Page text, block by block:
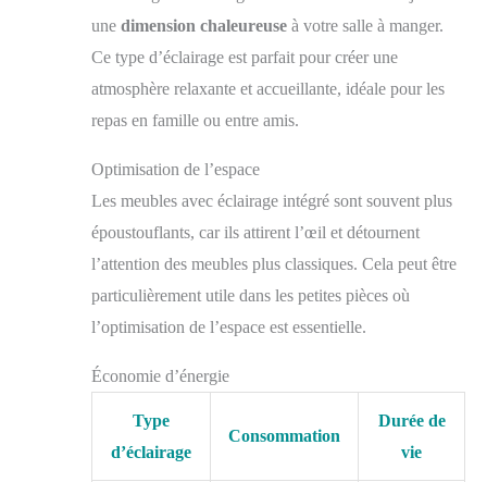
une dimension chaleureuse à votre salle à manger.
Ce type d’éclairage est parfait pour créer une
atmosphère relaxante et accueillante, idéale pour les
repas en famille ou entre amis.
Optimisation de l’espace
Les meubles avec éclairage intégré sont souvent plus
époustouflants, car ils attirent l’œil et détournent
l’attention des meubles plus classiques. Cela peut être
particulièrement utile dans les petites pièces où
l’optimisation de l’espace est essentielle.
Économie d’énergie
Type
d’éclairage
Consommation
Durée de
vie